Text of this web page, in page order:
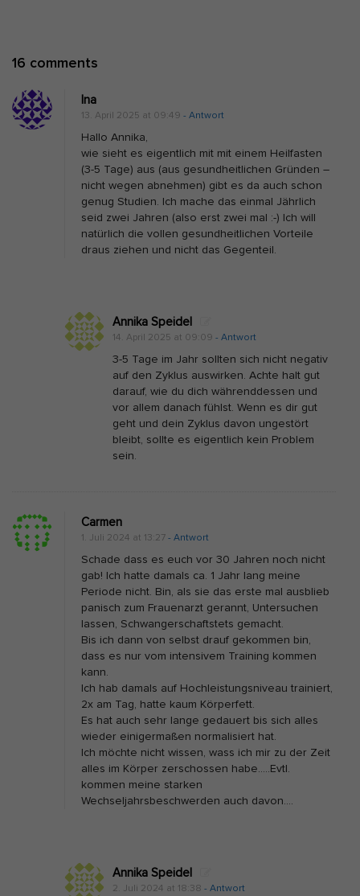
16 comments
m
a
e
P
o
r
i
l
1
R
E
-
S
v
e
r
s
t
e
n
Ina
13. April 2025 at 09:49 - Antwort
Hallo Annika,
wie sieht es eigentlich mit mit einem Heilfasten
(3-5 Tage) aus (aus gesundheitlichen Gründen –
nicht wegen abnehmen) gibt es da auch schon
genug Studien. Ich mache das einmal Jährlich
seid zwei Jahren (also erst zwei mal :-) Ich will
natürlich die vollen gesundheitlichen Vorteile
draus ziehen und nicht das Gegenteil.
Annika Speidel
14. April 2025 at 09:09 - Antwort
3-5 Tage im Jahr sollten sich nicht negativ
auf den Zyklus auswirken. Achte halt gut
darauf, wie du dich währenddessen und
vor allem danach fühlst. Wenn es dir gut
geht und dein Zyklus davon ungestört
bleibt, sollte es eigentlich kein Problem
sein.
Carmen
1. Juli 2024 at 13:27 - Antwort
Schade dass es euch vor 30 Jahren noch nicht
gab! Ich hatte damals ca. 1 Jahr lang meine
Periode nicht. Bin, als sie das erste mal ausblieb
panisch zum Frauenarzt gerannt, Untersuchen
lassen, Schwangerschaftstets gemacht.
Bis ich dann von selbst drauf gekommen bin,
dass es nur vom intensivem Training kommen
kann.
Ich hab damals auf Hochleistungsniveau trainiert,
2x am Tag, hatte kaum Körperfett.
Es hat auch sehr lange gedauert bis sich alles
wieder einigermaßen normalisiert hat.
Ich möchte nicht wissen, wass ich mir zu der Zeit
alles im Körper zerschossen habe…..Evtl.
kommen meine starken
Wechseljahrsbeschwerden auch davon….
Annika Speidel
2. Juli 2024 at 18:38 - Antwort